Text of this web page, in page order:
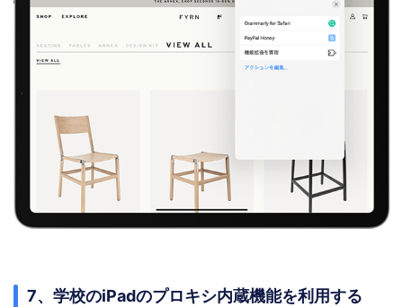
7、学校のiPadのプロキシ内蔵機能を利用する